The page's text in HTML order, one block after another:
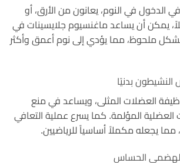
الدخول في النوم، يعانون من الأرق، أو
يمكن أن يساعد ماغنسيوم جلايسينات في
ملحوظ، مما يؤدي إلى نوم أعمق وأكثر
النشيطون بدنيًا
العضلات المثلى، ويساعد في منع
العضلية المؤلمة. كما يسرع عملية التعافي
مما يجعله مكملاً أساسياً للرياضيين.
الهضمي الحساس